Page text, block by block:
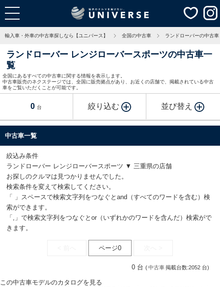
輸入車・外車の中古車探しなら【ユニバース】 全国の中古車 ランドローバーの中古車
ランドローバー レンジローバースポーツの中古車一
覧
全国にあるすべての中古車に関する情報を表示します。
中古車販売のネクステージでは、全国に販売拠点があり、お近くの店舗で、掲載されている中古
車をご覧いただくことが可能です。
0 台 絞り込む 並び替え
中古車一覧
絞込み条件
ランドローバー レンジローバースポーツ ▼ 三重県の店舗
お探しのクルマは見つかりませんでした。
検索条件を変えて検索してください。
「 」スペースで検索文字列をつなぐとand（すべてのワードを含む）検
索ができます。
「,」で検索文字列をつなぐとor（いずれかのワードを含んだ）検索がで
きます。
ページ0
0 台 (中古車掲載台数:2052 台)
この中古車モデルのカタログを見る